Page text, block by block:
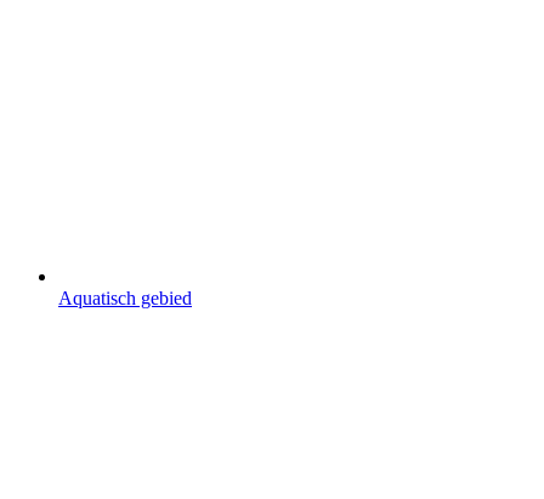
Aquatisch gebied